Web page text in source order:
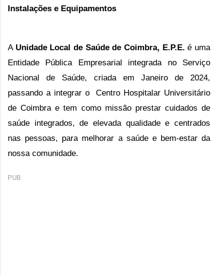
Instalações e Equipamentos
A Unidade Local de Saúde de Coimbra, E.P.E.é uma
Entidade Pública Empresarial integrada no Serviço
Nacional de Saúde, criada em Janeiro de 2024,
passando a integrar o
Centro Hospitalar Universitário
de Coimbra etem como missão prestar cuidados de
saúde integrados, de elevada qualidade e centrados
nas pessoas, para melhorar a saúde e bem-estar da
nossa comunidade.
PUB